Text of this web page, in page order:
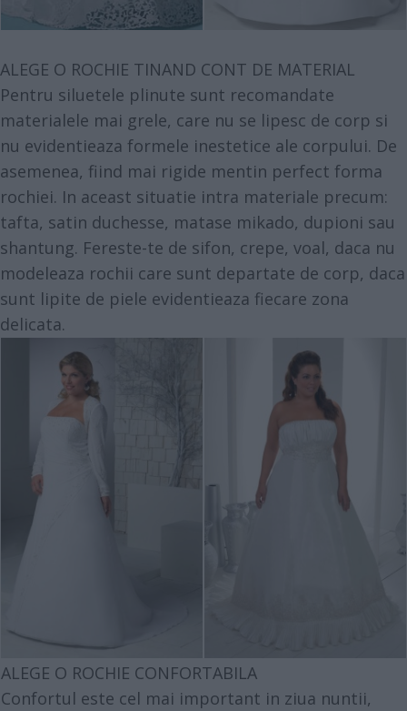
ALEGE O ROCHIE TINAND CONT DE MATERIAL
Pentru siluetele plinute sunt recomandate
materialele mai grele, care nu se lipesc de corp si
nu evidentieaza formele inestetice ale corpului. De
asemenea, fiind mai rigide mentin perfect forma
rochiei. In aceast situatie intra materiale precum:
tafta, satin duchesse, matase mikado, dupioni sau
shantung. Fereste-te de sifon, crepe, voal, daca nu
modeleaza rochii care sunt departate de corp, daca
sunt lipite de piele evidentieaza fiecare zona
delicata.
ALEGE O ROCHIE CONFORTABILA
Confortul este cel mai important in ziua nuntii,